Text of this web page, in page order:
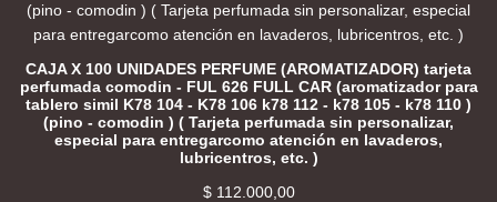
CAJA X 100 UNIDADES PERFUME (AROMATIZADOR) tarjeta
perfumada comodin - FUL 626 FULL CAR (aromatizador para
tablero simil K78 104 - K78 106 k78 112 - k78 105 - k78 110 )
(pino - comodin ) ( Tarjeta perfumada sin personalizar,
especial para entregarcomo atención en lavaderos,
lubricentros, etc. )
$112.000,00